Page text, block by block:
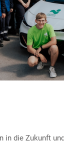
die Zukunft